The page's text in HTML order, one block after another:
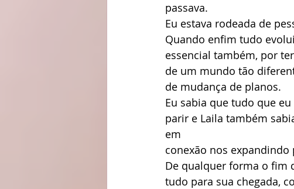
passava.
Eu estava rodeada de
Quando enfim tudo
essencial também, por
de um mundo tão
de mudança de planos.
Eu sabia que tudo que
parir e Laila também
em
conexão nos expandindo
De qualquer forma o fim
tudo para sua chegada,